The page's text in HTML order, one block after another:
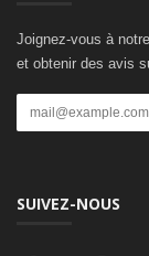
Joignez-vous à
et obtenir des avis
SUIVEZ-NOUS